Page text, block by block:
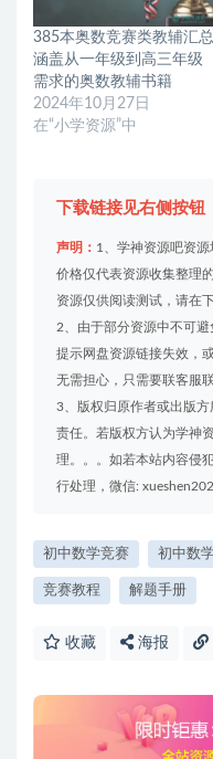
385本奥数竞赛类教辅汇总
涵盖从一年级到高三年级
需求的奥数教辅书籍
2024年10月27日
在“小学资源”中
下载链接见右侧按钮
声明： 1、学神资源吧资
价格仅代表资源收集整理
资源仅供阅读测试，请在
2、由于部分资源中不可
提示网盘资源链接失效，
无需担心，只需要联客服
3、版权归原作者或出版
责任。若版权方认为学神
理。。。如若本站内容侵
行处理，微信:
初中数学竞赛 初中数
竞赛教程 解题手册
收藏 海报